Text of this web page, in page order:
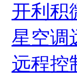
开利积
星空调
远程控